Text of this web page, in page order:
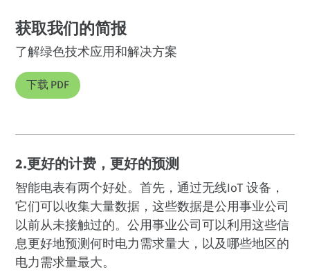
获取我们的简报
了解绿色技术应用和解决方案
下载 PDF
2.更好的计费，更好的预测
智能电表有两个好处。首先，通过无线IoT 设备，
它们可以收集大量数据，这些数据是公用事业公司
以前从未接触过的。公用事业公司可以利用这些信
息更好地预测何时电力需求量大，以及哪些地区的
电力需求量最大。